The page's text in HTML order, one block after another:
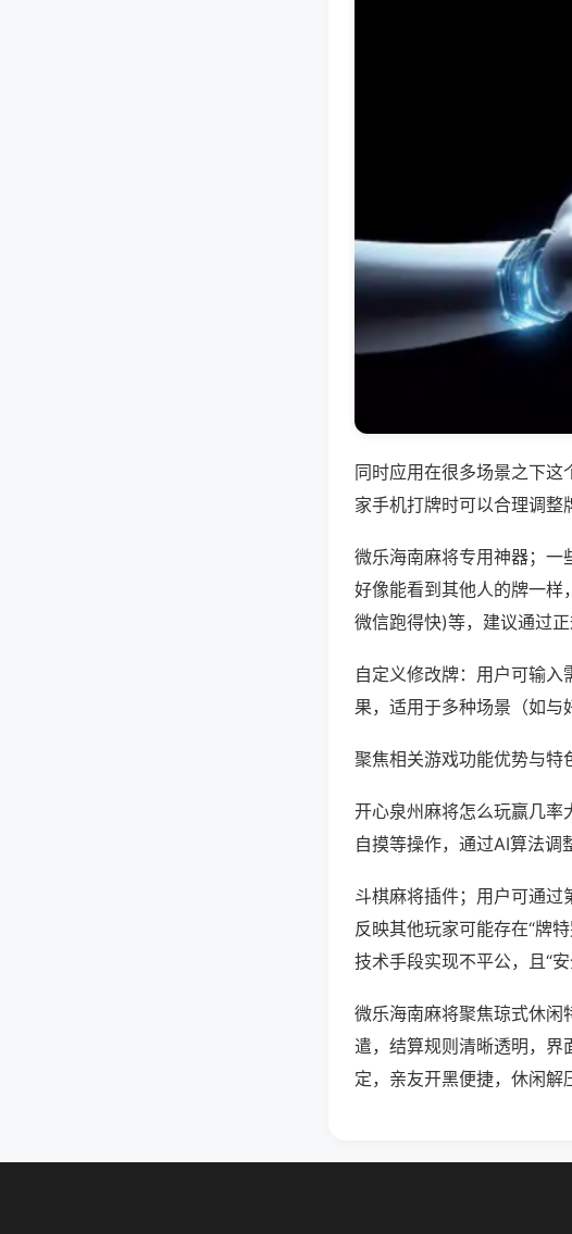
同时应用在很多场景之下
家手机打牌时可以合理调整
微乐海南麻将专用神器；一
好像能看到其他人的牌一样
微信跑得快)等，建议通过正
自定义修改牌：用户可输入
果，适用于多种场景（如与
聚焦相关游戏功能优势与特
开心泉州麻将怎么玩赢几率
自摸等操作，通过AI算法调
斗棋麻将插件；用户可通过
反映其他玩家可能存在“牌
技术手段实现不平公，且“安
微乐海南麻将聚焦琼式休闲
遣，结算规则清晰透明，界
定，亲友开黑便捷，休闲解